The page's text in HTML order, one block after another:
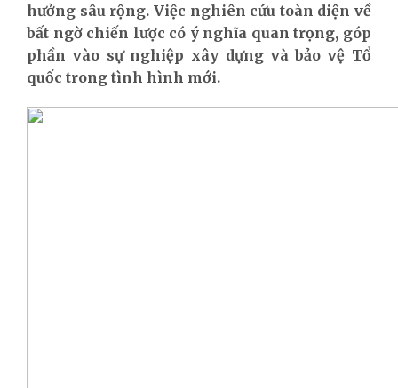
hưởng sâu rộng. Việc nghiên cứu toàn diện về
bất ngờ chiến lược có ý nghĩa quan trọng, góp
phần vào sự nghiệp xây dựng và bảo vệ Tổ
quốc trong tình hình mới.